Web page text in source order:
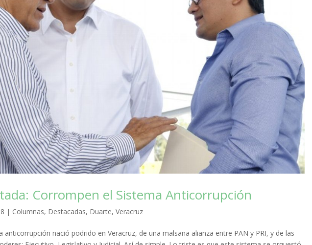
Corrompen el Sistema Anticorrupción
| Columnas, Destacadas, Duarte,Veracruz
anticorrupción nació podrido en Veracruz, de una malsana alianza entre PAN y PRI, y de las